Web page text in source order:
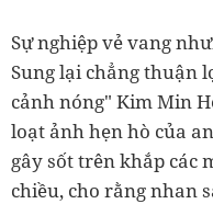
Sự nghiệp vẻ vang
Sung lại chẳng thuận
cảnh nóng" Kim Min
loạt ảnh hẹn hò của
gây sốt trên khắp các
chiều, cho rằng nhan